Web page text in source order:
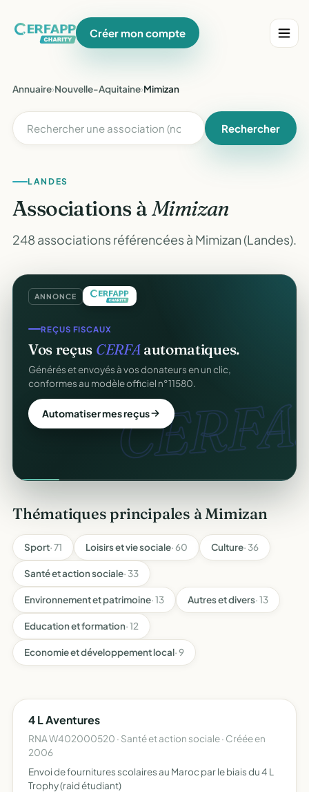
Créer mon compte
Annuaire›Nouvelle-Aquitaine›Mimizan
Rechercher
LANDES
Associations àMimizan
248 associations référencées à Mimizan (Landes).
ANNONCE
CERFA.
REÇUS FISCAUX
Vos reçus CERFAautomatiques.
Générés et envoyés à vos donateurs en un clic,
conformes au modèle officiel n°11580.
Automatiser mes reçus
Thématiques principales à Mimizan
Sport· 71 Loisirs et vie sociale· 60 Culture· 36
Santé et action sociale· 33
Environnement et patrimoine· 13 Autres et divers· 13
Education et formation· 12
Economie et développement local· 9
4 L Aventures
RNA W402000520 · Santé et action sociale · Créée en
2006
Envoi de fournitures scolaires au Maroc par le biais du 4 L
Trophy (raid étudiant)